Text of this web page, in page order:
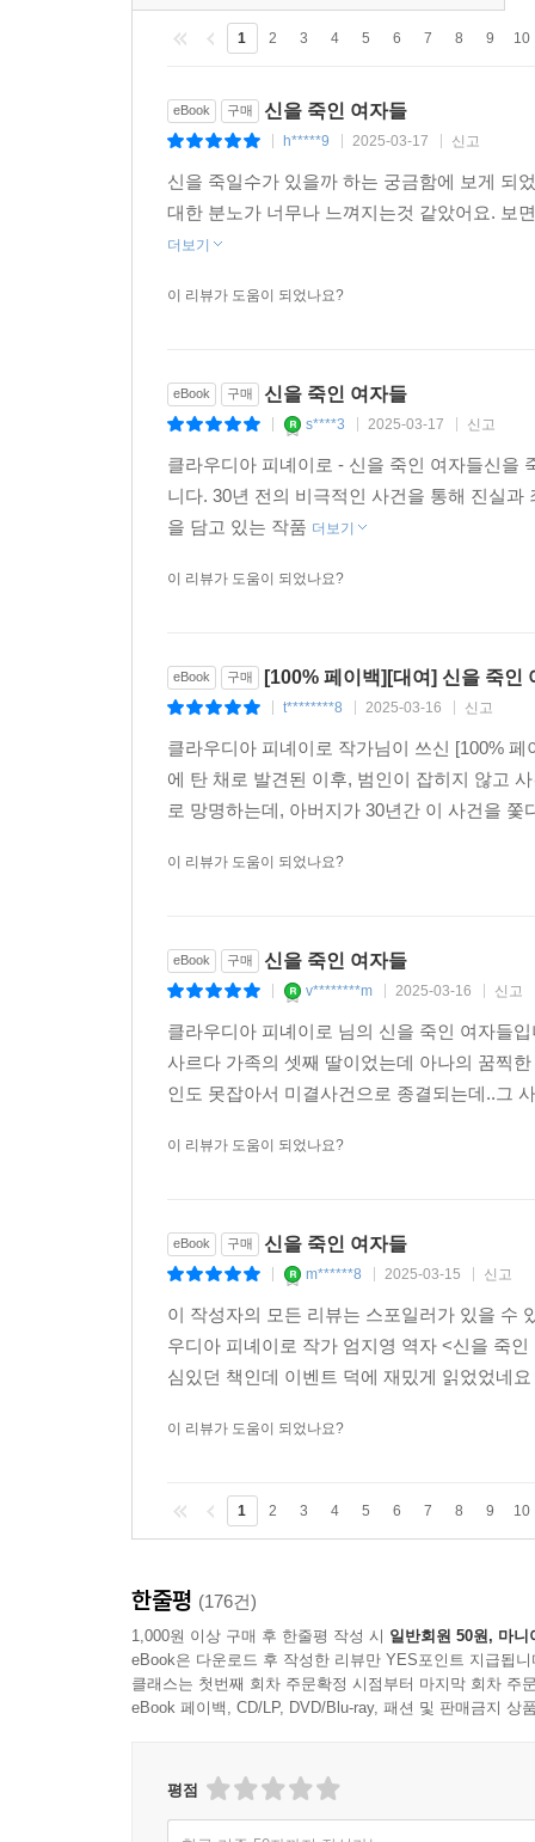
1 2 3 4 5 6 7 8 9 10
eBook 구매 신을 죽인 여자들
h*****9 2025-03-17 신고
신을 죽일수가 있을까 하는 궁금함에 보게 되
대한 분노가 너무나 느껴지는것 같았어요. 보
더보기
이 리뷰가 도움이 되었나요?
eBook 구매 신을 죽인 여자들
s****3 2025-03-17 신고
클라우디아 피녜이로 - 신을 죽인 여자들신을
니다. 30년 전의 비극적인 사건을 통해 진실
을 담고 있는 작품 더보기
이 리뷰가 도움이 되었나요?
eBook 구매 [100% 페이백][대여] 신을 죽인
t********8 2025-03-16 신고
클라우디아 피녜이로 작가님이 쓰신 [100%
에 탄 채로 발견된 이후, 범인이 잡히지 않고
로 망명하는데, 아버지가 30년간 이 사건을
이 리뷰가 도움이 되었나요?
eBook 구매 신을 죽인 여자들
v********m 2025-03-16 신고
클라우디아 피녜이로 님의 신을 죽인 여자들
사르다 가족의 셋째 딸이었는데 아나의 꿈찍
인도 못잡아서 미결사건으로 종결되는데..그
이 리뷰가 도움이 되었나요?
eBook 구매 신을 죽인 여자들
m******8 2025-03-15 신고
이 작성자의 모든 리뷰는 스포일러가 있을 수
우디아 피녜이로 작가 엄지영 역자 <신을 죽
심있던 책인데 이벤트 덕에 재밌게 읽었었네요
이 리뷰가 도움이 되었나요?
1 2 3 4 5 6 7 8 9 10
한줄평 (176건)
1,000원 이상 구매 후 한줄평 작성 시 일반회원 50원, 마니
eBook은 다운로드 후 작성한 리뷰만 YES포인트 지급됩니
클래스는 첫번째 회차 주문확정 시점부터 마지막 회차 주
eBook 페이백, CD/LP, DVD/Blu-ray, 패션 및 판매금지 상
평점